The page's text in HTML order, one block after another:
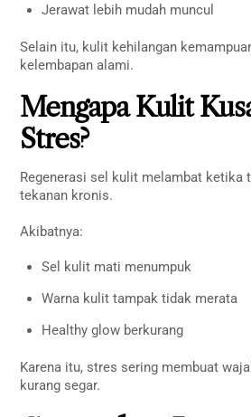
Jerawat lebih mudah muncul
Selain itu, kulit kehilangan
kelembapan alami.
Mengapa Kulit
Stres?
Regenerasi sel kulit melambat ketika
tekanan kronis.
Akibatnya:
Sel kulit mati menumpuk
Warna kulit tampak tidak merata
Healthy glow berkurang
Karena itu, stres sering membuat
kurang segar.